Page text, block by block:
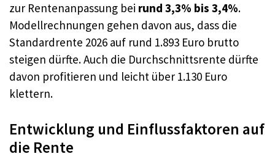
zur Rentenanpassung bei rund 3,3% bis 3,4%.
Modellrechnungen gehen davon aus, dass die
Standardrente 2026 auf rund 1.893 Euro brutto
steigen dürfte. Auch die Durchschnittsrente dürfte
davon profitieren und leicht über 1.130 Euro
klettern.
Entwicklung und Einflussfaktoren auf
die Rente